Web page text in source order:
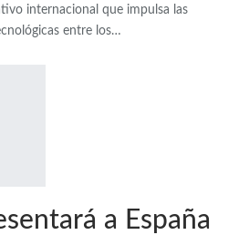
internacional que impulsa las
entre los…
a España